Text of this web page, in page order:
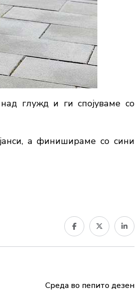
глужд и ги спојуваме со
а финишираме со сини
Среда во пепито дезен